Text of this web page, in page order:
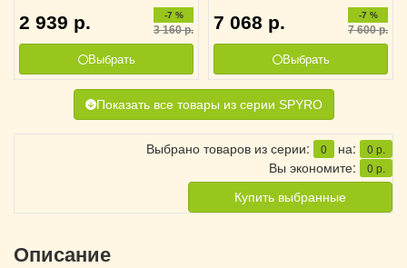
2 939 р. -7 %
3 160р.
Выбрать
7 068 р. -7 %
7 600р.
Выбрать
Показать все товары из серии SPYRO
Выбрано товаров из серии: 0 на: 0 р.
Вы экономите: 0 р.
Купить выбранные
Описание